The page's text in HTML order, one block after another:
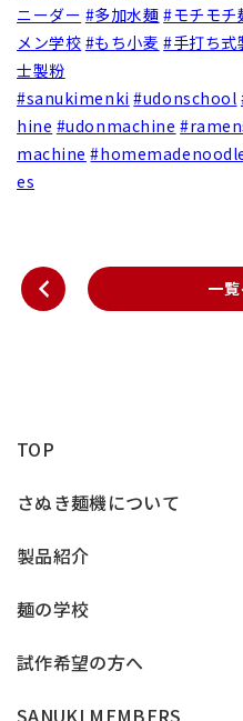
ニーダー #多加水麺 #モチモチ
メン学校 #もち小麦 #手打ち式
士製粉
#sanukimenki #udonschool
hine #udonmachine
machine
es
一
TOP
さぬき麺機について
製品紹介
麺の学校
試作希望の方へ
SANUKI MEMBERS